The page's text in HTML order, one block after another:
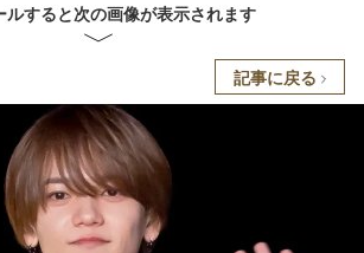
ルすると次の画像が表示されます
記事に戻る